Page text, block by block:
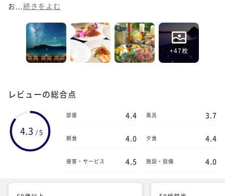
お... 続きをよむ
+47枚
レビューの総合点
4.3 / 5
部屋 4.4 風呂 3.7
朝食 4.0 夕食 4.4
接客・サービス 4.5 施設・設備 4.0